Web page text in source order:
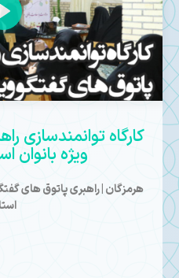
Mute
Play
کارگاه توانمندسازی
ویژه بانوان
هرمزگان | راهبری پاتوق های